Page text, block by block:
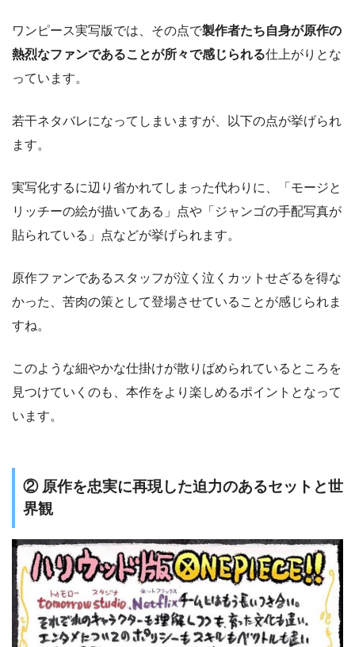
ワンピース実写版では、その点で製作者たち自身が原作の
熱烈なファンであることが所々で感じられる仕上がりとな
っています。
若干ネタバレになってしまいますが、以下の点が挙げられ
ます。
実写化するに辺り省かれてしまった代わりに、「モージと
リッチーの絵が描いてある」点や「ジャンゴの手配写真が
貼られている」点などが挙げられます。
原作ファンであるスタッフが泣く泣くカットせざるを得な
かった、苦肉の策として登場させていることが感じられま
すね。
このような細やかな仕掛けが散りばめられているところを
見つけていくのも、本作をより楽しめるポイントとなって
います。
② 原作を忠実に再現した迫力のあるセットと世
界観